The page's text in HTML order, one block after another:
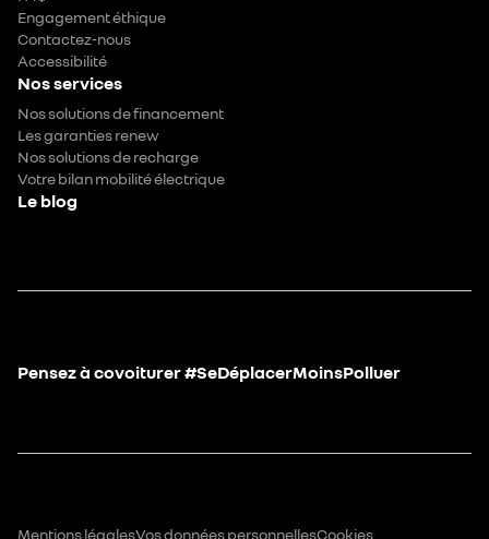
Engagement éthique
Contactez-nous
Accessibilité
Nos services
Nos solutions de financement
Les garanties renew
Nos solutions de recharge
Votre bilan mobilité électrique
Le blog
Pensez à covoiturer #SeDéplacerMoinsPolluer
Mentions légalesVos données personnellesCookies